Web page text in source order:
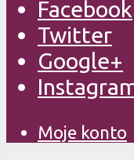
Facebook
Twitter
Google+
Moje konto